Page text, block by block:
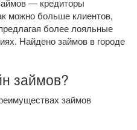
— кредиторы
можно больше клиентов,
более лояльные
Найдено займов в городе
займов?
займов